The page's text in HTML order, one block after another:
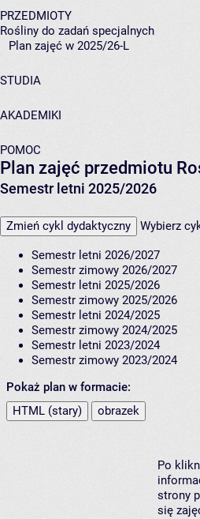
PRZEDMIOTY
Rośliny do zadań specjalnych
Plan zajęć w 2025/26-L
STUDIA
AKADEMIKI
POMOC
Plan zajęć przedmiotu
Semestr letni 2025/2026
Zmień cykl dydaktyczny Wybierz
Semestr letni 2026/2027
Semestr zimowy 2026/2027
Semestr letni 2025/2026
Semestr zimowy 2025/2026
Semestr letni 2024/2025
Semestr zimowy 2024/2025
Semestr letni 2023/2024
Semestr zimowy 2023/2024
Pokaż plan w formacie:
HTML (stary)
obrazek
Po
strony
się